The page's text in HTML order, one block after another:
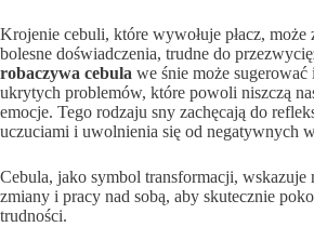
Krojenie cebuli, które wywołuje płacz, może
bolesne doświadczenia, trudne do
robaczywa cebula we śnie może sugerować
ukrytych problemów, które powoli niszczą
emocje. Tego rodzaju sny zachęcają do
uczuciami i uwolnienia się od negatywnych
Cebula, jako symbol transformacji, wskazuje
zmiany i pracy nad sobą, aby skutecznie
trudności.